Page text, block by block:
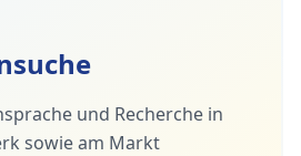
und Recherche in
sowie am Markt